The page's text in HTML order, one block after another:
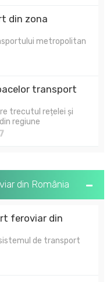
din zona
metropolitan
transport
trecutul rețelei și
regiune
din România
feroviar din
de transport